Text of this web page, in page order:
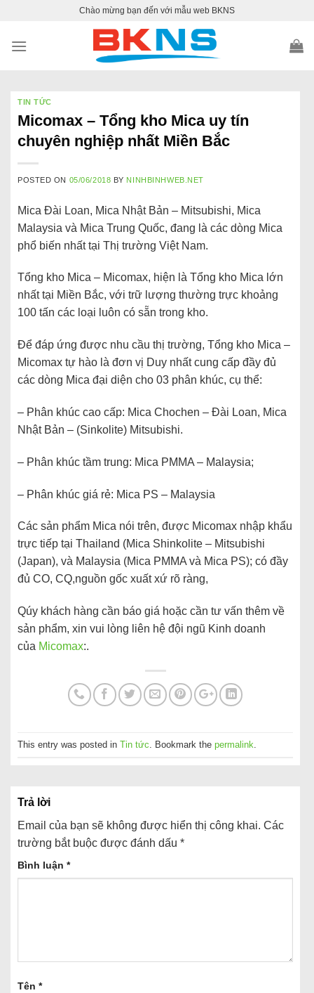
content
Chào mừng bạn đến với mẫu web BKNS
TIN TỨC
Micomax – Tổng kho Mica uy tín
chuyên nghiệp nhất Miền Bắc
POSTED ON 05/06/2018 BY NINHBINHWEB.NET
Mica Đài Loan, Mica Nhật Bản – Mitsubishi, Mica
Malaysia và Mica Trung Quốc, đang là các dòng Mica
phổ biến nhất tại Thị trường Việt Nam.
Tổng kho Mica – Micomax, hiện là Tổng kho Mica lớn
nhất tại Miền Bắc, với trữ lượng thường trực khoảng
100 tấn các loại luôn có sẵn trong kho.
Để đáp ứng được nhu cầu thị trường, Tổng kho Mica –
Micomax tự hào là đơn vị Duy nhất cung cấp đầy đủ
các dòng Mica đại diện cho 03 phân khúc, cụ thể:
– Phân khúc cao cấp: Mica Chochen – Đài Loan, Mica
Nhật Bản – (Sinkolite) Mitsubishi.
– Phân khúc tầm trung: Mica PMMA – Malaysia;
– Phân khúc giá rẻ: Mica PS – Malaysia
Các sản phẩm Mica nói trên, được Micomax nhập khẩu
trực tiếp tại Thailand (Mica Shinkolite – Mitsubishi
(Japan), và Malaysia (Mica PMMA và Mica PS); có đầy
đủ CO, CQ,nguồn gốc xuất xứ rõ ràng,
Qúy khách hàng cần báo giá hoặc cần tư vấn thêm về
sản phẩm, xin vui lòng liên hệ đội ngũ Kinh doanh
của Micomax:.
This entry was posted in Tin tức . Bookmark the permalink
Trả lời
Email của bạn sẽ không được hiển thị công khai. Các
trường bắt buộc được đánh dấu *
Bình luận *
Tên *